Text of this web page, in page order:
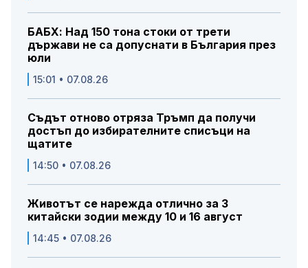
БАБХ: Над 150 тона стоки от трети
държави не са допуснати в България през
юли
15:01 • 07.08.26
Съдът отново отряза Тръмп да получи
достъп до избирателните списъци на
щатите
14:50 • 07.08.26
Животът се нарежда отлично за 3
китайски зодии между 10 и 16 август
14:45 • 07.08.26